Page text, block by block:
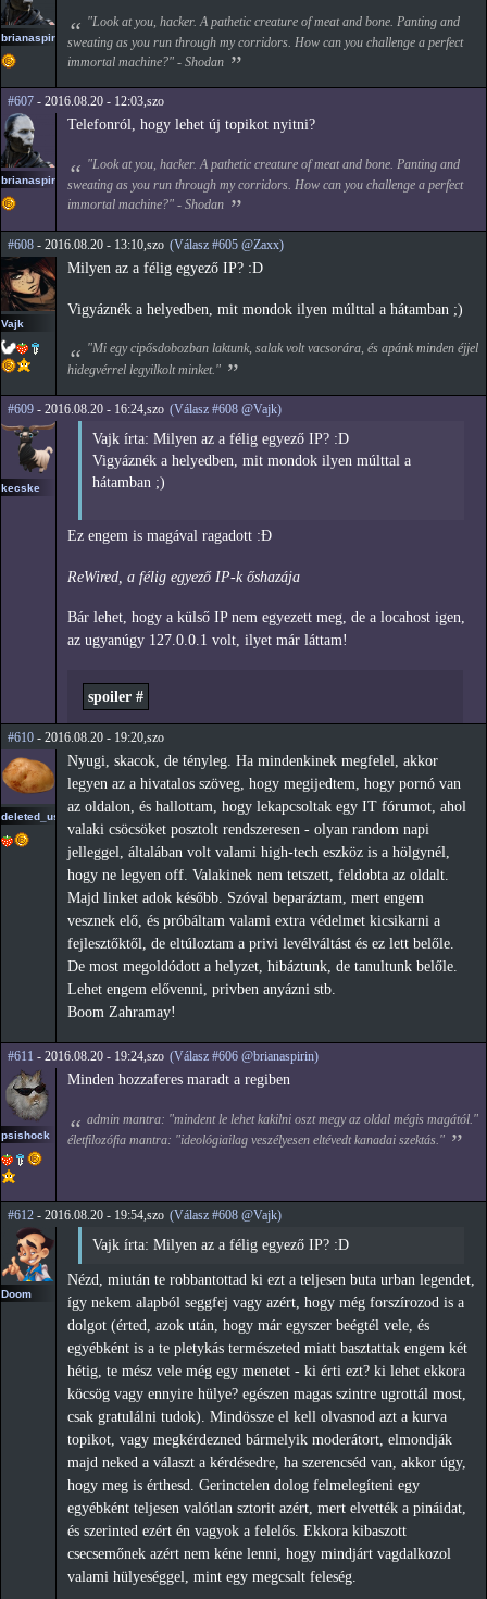
brianaspirin
"Look at you, hacker. A pathetic creature of meat and bone. Panting and
sweating as you run through my corridors. How can you challenge a perfect
immortal machine?" - Shodan
#607 - 2016.08.20 - 12:03,szo
brianaspirin
Telefonról, hogy lehet új topikot nyitni?
"Look at you, hacker. A pathetic creature of meat and bone. Panting and
sweating as you run through my corridors. How can you challenge a perfect
immortal machine?" - Shodan
#608 - 2016.08.20 - 13:10,szo (Válasz #605 @Zaxx)
Vajk
Milyen az a félig egyező IP? :D
Vigyáznék a helyedben, mit mondok ilyen múlttal a hátamban ;)
"Mi egy cipősdobozban laktunk, salak volt vacsorára, és apánk minden éjjel
hidegvérrel legyilkolt minket."
#609 - 2016.08.20 - 16:24,szo (Válasz #608 @Vajk)
kecske
Vajk írta: Milyen az a félig egyező IP? :D
Vigyáznék a helyedben, mit mondok ilyen múlttal a
hátamban ;)
Ez engem is magával ragadott :Đ
ReWired, a félig egyező IP-k őshazája
Bár lehet, hogy a külső IP nem egyezett meg, de a locahost igen,
az ugyanúgy 127.0.0.1 volt, ilyet már láttam!
spoiler #
#610 - 2016.08.20 - 19:20,szo
deleted_user_2
Nyugi, skacok, de tényleg. Ha mindenkinek megfelel, akkor
legyen az a hivatalos szöveg, hogy megijedtem, hogy pornó van
az oldalon, és hallottam, hogy lekapcsoltak egy IT fórumot, ahol
valaki csöcsöket posztolt rendszeresen - olyan random napi
jelleggel, általában volt valami high-tech eszköz is a hölgynél,
hogy ne legyen off. Valakinek nem tetszett, feldobta az oldalt.
Majd linket adok később. Szóval beparáztam, mert engem
vesznek elő, és próbáltam valami extra védelmet kicsikarni a
fejlesztőktől, de eltúloztam a privi levélváltást és ez lett belőle.
De most megoldódott a helyzet, hibáztunk, de tanultunk belőle.
Lehet engem elővenni, privben anyázni stb.
Boom Zahramay!
#611 - 2016.08.20 - 19:24,szo (Válasz #606 @brianaspirin)
psishock
Minden hozzaferes maradt a regiben
admin mantra: "mindent le lehet kakilni oszt megy az oldal mégis magától."
életfilozófia mantra: "ideológiailag veszélyesen eltévedt kanadai szektás."
#612 - 2016.08.20 - 19:54,szo (Válasz #608 @Vajk)
Doom
Vajk írta: Milyen az a félig egyező IP? :D
Nézd, miután te robbantottad ki ezt a teljesen buta urban legendet,
így nekem alapból seggfej vagy azért, hogy még forszírozod is a
dolgot (érted, azok után, hogy már egyszer beégtél vele, és
egyébként is a te pletykás természeted miatt basztattak engem két
hétig, te mész vele még egy menetet - ki érti ezt? ki lehet ekkora
köcsög vagy ennyire hülye? egészen magas szintre ugrottál most,
csak gratulálni tudok). Mindössze el kell olvasnod azt a kurva
topikot, vagy megkérdezned bármelyik moderátort, elmondják
majd neked a választ a kérdésedre, ha szerencséd van, akkor úgy,
hogy meg is érthesd. Gerinctelen dolog felmelegíteni egy
egyébként teljesen valótlan sztorit azért, mert elvették a pináidat,
és szerinted ezért én vagyok a felelős. Ekkora kibaszott
csecsemőnek azért nem kéne lenni, hogy mindjárt vagdalkozol
valami hülyeséggel, mint egy megcsalt feleség.